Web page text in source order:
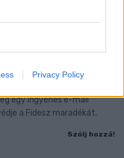
Privacy Policy
ÉS AZ ÖNKÉNY ELLEN
egy ingyenes e-mail
a Fidesz maradékát.
Szólj hozzá!